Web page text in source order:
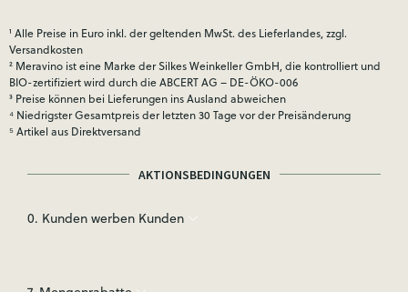
¹ Alle Preise in Euro inkl. der geltenden MwSt. des Lieferlandes, zzgl.
Versandkosten
² Meravino ist eine Marke der Silkes Weinkeller GmbH, die kontrolliert und
BIO-zertifiziert wird durch die ABCERT AG – DE-ÖKO-006
³ Preise können bei Lieferungen ins Ausland abweichen
⁴ Niedrigster Gesamtpreis der letzten 30 Tage vor der Preisänderung
⁵ Artikel aus Direktversand
AKTIONSBEDINGUNGEN
0. Kunden werben Kunden